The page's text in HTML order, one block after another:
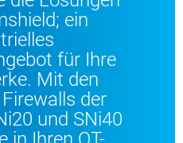
ein
für Ihre
Mit den
der
und SNi40